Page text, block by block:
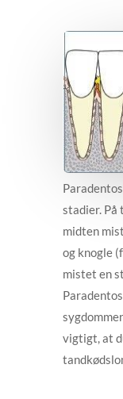
stadier. På
midten
og knogle
mistet en
vigtigt, at